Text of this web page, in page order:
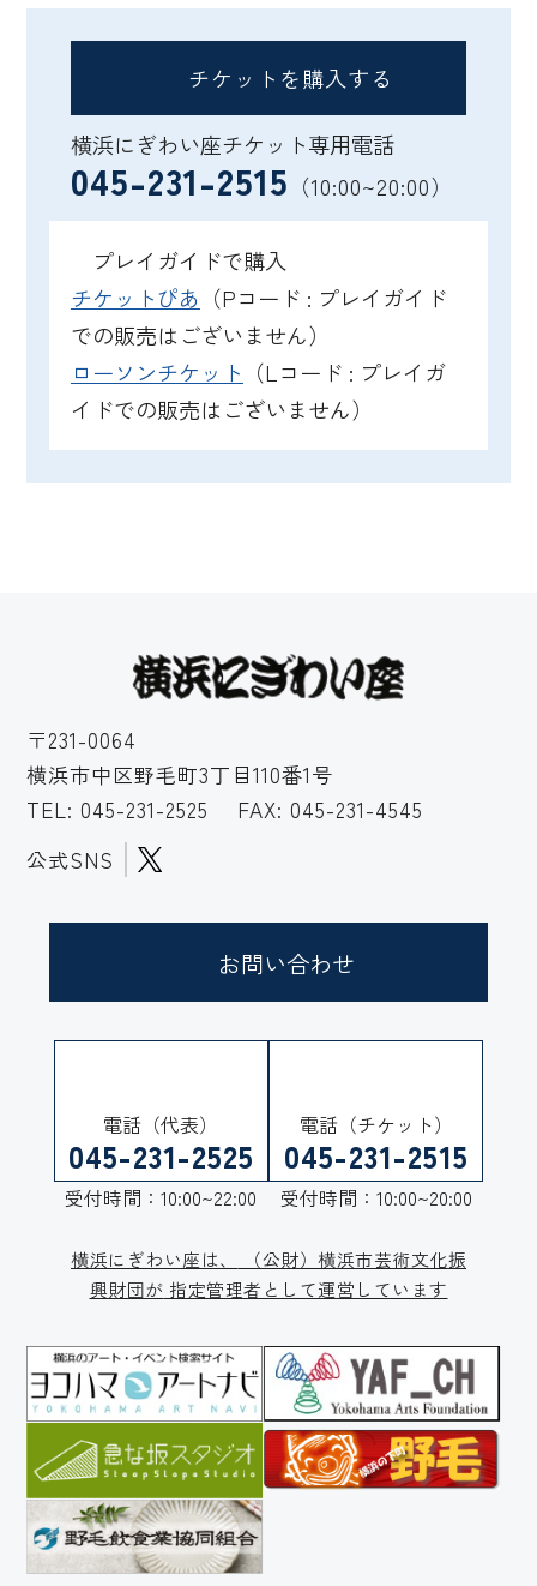
チケットを購入する
横浜にぎわい座チケット専用電話
045-231-2515 （10:00~20:00）
プレイガイドで購入
チケットぴあ （Pコード : プレイガイド
での販売はございません）
ローソンチケット （Lコード : プレイガ
イドでの販売はございません）
〒231-0064
横浜市中区野毛町3丁目110番1号
TEL: 045-231-2525
FAX: 045-231-4545
公式SNS
お問い合わせ
電話（代表）
045-231-2525
受付時間：10:00~22:00
電話（チケット）
045-231-2515
受付時間：10:00~20:00
横浜にぎわい座は、
（公財）横浜市芸術文化振
興財団が 指定管理者として運営しています